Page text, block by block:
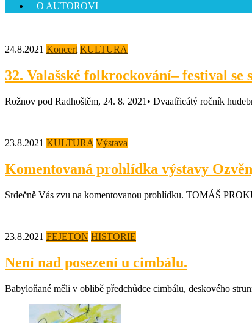
O AUTOROVI
24.8.2021 Koncert KULTURA
32. Valašské folkrockování– festival se
Rožnov pod Radhoštěm, 24. 8. 2021• Dvaatřicátý ročník
23.8.2021 KULTURA Výstava
Komentovaná prohlídka výstavy
Srdečně Vás zvu na komentovanou prohlídku. TOMÁŠ
23.8.2021 FEJETON HISTORIE
Není nad posezení u cimbálu.
Babyloňané měli v oblibě předchůdce cimbálu, deskového